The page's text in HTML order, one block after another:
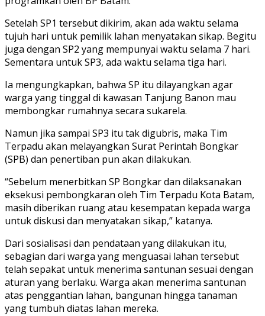
Setelah SP1 tersebut dikirim, akan ada waktu selama
tujuh hari untuk pemilik lahan menyatakan sikap. Begitu
juga dengan SP2 yang mempunyai waktu selama 7 hari.
Sementara untuk SP3, ada waktu selama tiga hari.
Ia mengungkapkan, bahwa SP itu dilayangkan agar
warga yang tinggal di kawasan Tanjung Banon mau
membongkar rumahnya secara sukarela.
Namun jika sampai SP3 itu tak digubris, maka Tim
Terpadu akan melayangkan Surat Perintah Bongkar
(SPB) dan penertiban pun akan dilakukan.
“Sebelum menerbitkan SP Bongkar dan dilaksanakan
eksekusi pembongkaran oleh Tim Terpadu Kota Batam,
masih diberikan ruang atau kesempatan kepada warga
untuk diskusi dan menyatakan sikap,” katanya.
Dari sosialisasi dan pendataan yang dilakukan itu,
sebagian dari warga yang menguasai lahan tersebut
telah sepakat untuk menerima santunan sesuai dengan
aturan yang berlaku. Warga akan menerima santunan
atas penggantian lahan, bangunan hingga tanaman
yang tumbuh diatas lahan mereka.